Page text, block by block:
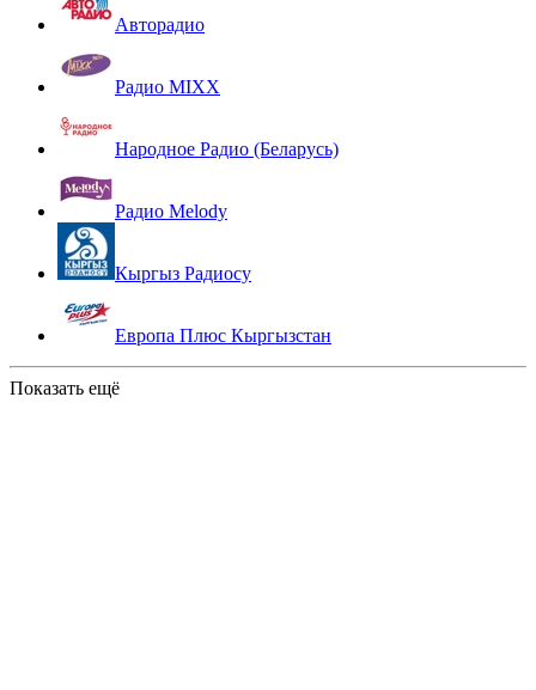
Авторадио
Радио MIXX
Народное Радио (Беларусь)
Радио Melody
Кыргыз Радиосу
Европа Плюс Кыргызстан
Показать ещё